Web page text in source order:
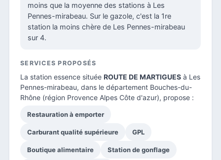
moins que la moyenne des stations à Les
Pennes-mirabeau. Sur le gazole, c'est la 1re
station la moins chère de Les Pennes-mirabeau
sur 4.
SERVICES PROPOSÉS
La station essence située ROUTE DE MARTIGUES à Les
Pennes-mirabeau, dans le département Bouches-du-
Rhône (région Provence Alpes Côte d'azur), propose :
Restauration à emporter
Carburant qualité supérieure GPL
Boutique alimentaire Station de gonflage